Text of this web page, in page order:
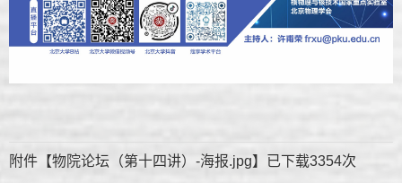
附件【物院论坛（第十四讲）-海报.jpg】已下载3354次